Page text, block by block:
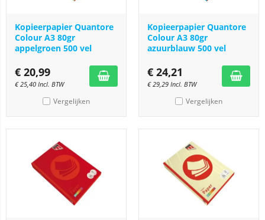
Kopieerpapier Quantore
Colour A3 80gr
appelgroen 500 vel
€ 20,99
€25,40 Incl. BTW
Vergelijken
Kopieerpapier Quantore
Colour A3 80gr
azuurblauw 500 vel
€ 24,21
€29,29 Incl. BTW
Vergelijken